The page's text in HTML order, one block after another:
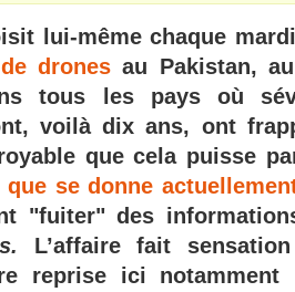
lui-même chaque
drones au Pakistan,
tous les pays où
voilà dix ans, ont
que cela puisse
se donne
"fuiter" des
L’affaire fait
reprise ici notamment